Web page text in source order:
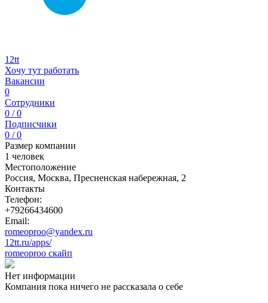
12tt
Хочу тут работать
Вакансии
0
Сотрудники
0 / 0
Подписчики
0 / 0
Размер компании
1 человек
Местоположение
Россия, Москва, Пресненская набережная, 2
Контакты
Телефон:
+79266434600
Email:
romeoproo@yandex.ru
12tt.ru/apps/
romeoproo скайп
Нет информации
Компания пока ничего не рассказала о себе